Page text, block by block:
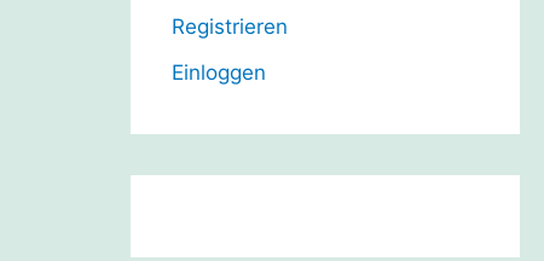
Registrieren
Einloggen